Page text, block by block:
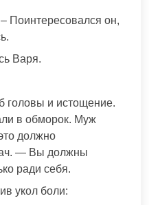
Поинтересовался он,
Варя.
головы и истощение.
в обморок. Муж
должно
— Вы должны
ради себя.
укол боли: